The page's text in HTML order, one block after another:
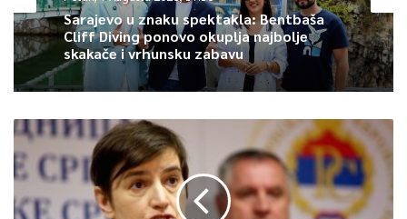
imovinom odnosno potencijalima rijeke Drine. Želim vjerovati
da Srbija ne podržava takve protivzakonite aktivnosti te da
neće novac svojih poreskih obveznika ulagati u projekte kojima
se krše zakoni i odluke Ustavnog suda – zaključila je.
Article Rating
Sarajevo u znaku spektakla: Bentbaša
Cliff Diving ponovo okuplja najbolje
skakače i vrhunsku zabavu